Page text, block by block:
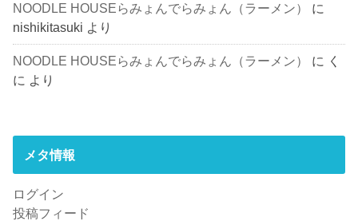
NOODLE HOUSEらみょんでらみょん（ラーメン）
に
nishikitasuki より
NOODLE HOUSEらみょんでらみょん（ラーメン） に く
に より
メタ情報
ログイン
投稿フィード